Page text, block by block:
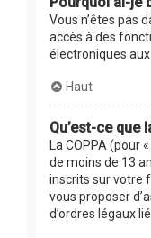
Vous n’êtes pas
accès à des
électroniques aux
Haut
Qu’est-ce que
La COPPA
de moins de 13
inscrits sur votre
vous proposer
d’ordres légaux